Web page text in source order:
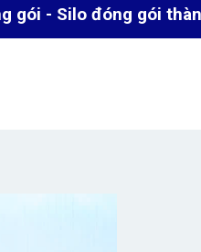
gói - Silo đóng gói